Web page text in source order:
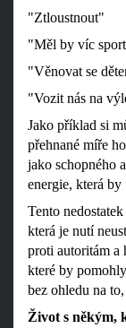
"Ztloustnout"
"Měl by víc
"Věnovat se
"Vozit nás na
Jako příklad si
přehnané míře
jako schopného
energie, která
Tento
která je nutí
proti autoritám a
které by
bez ohledu na
Život s někým,